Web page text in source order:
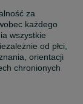
za
każdego
wszystkie
od płci,
orientacji
chronionych